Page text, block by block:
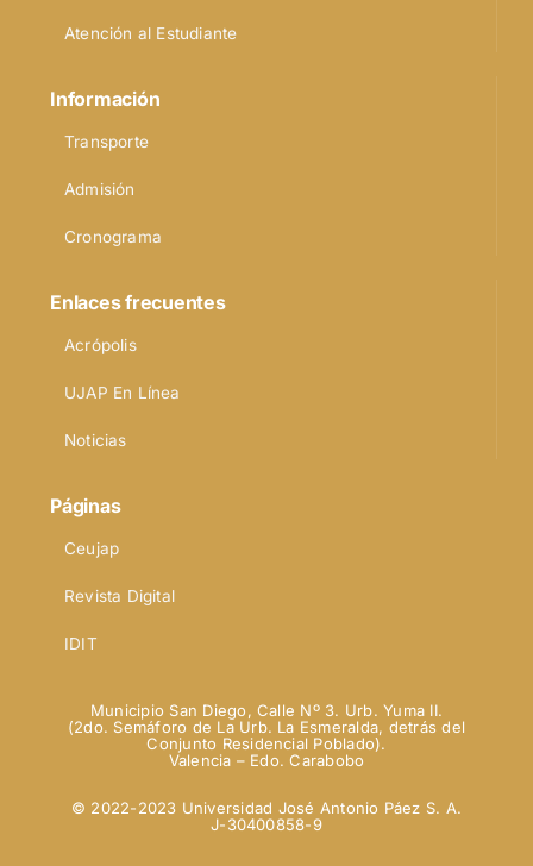
Atención al Estudiante
Información
Transporte
Admisión
Cronograma
Enlaces frecuentes
Acrópolis
UJAP En Línea
Noticias
Páginas
Ceujap
Revista Digital
IDIT
Municipio San Diego, Calle Nº 3. Urb. Yuma II.
(2do. Semáforo de La Urb. La Esmeralda, detrás del
Conjunto Residencial Poblado).
Valencia – Edo. Carabobo
© 2022-2023 Universidad José Antonio Páez S. A.
J-30400858-9